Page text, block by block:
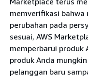
memverifikasi bahwa
perubahan pada
sesuai, AWS
memperbarui produk
produk Anda
pelanggan baru